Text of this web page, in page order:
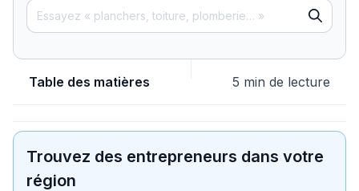
Table des matières 5 min de lecture
Trouvez des entrepreneurs dans votre
région